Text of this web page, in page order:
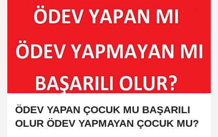
ÖDEV YAPAN ÇOCUK MU BAŞARILI
OLUR ÖDEV YAPMAYAN ÇOCUK MU?